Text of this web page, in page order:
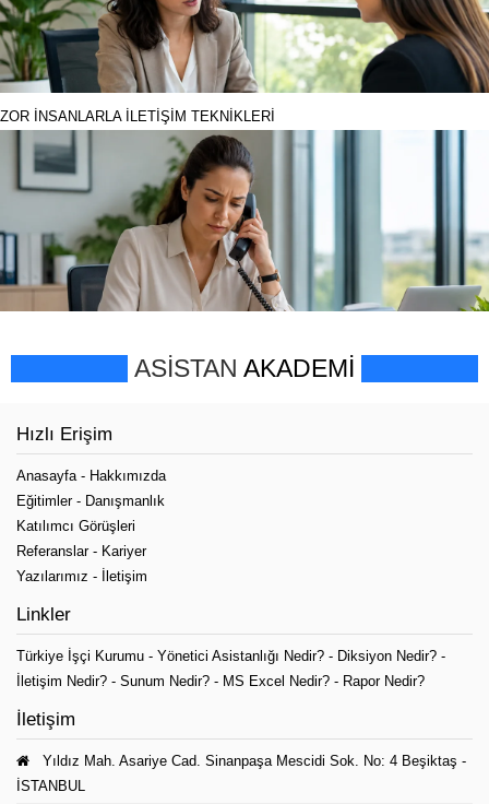
ZOR İNSANLARLA İLETİŞİM TEKNİKLERİ
ASİSTAN AKADEMİ
Hızlı Erişim
Anasayfa- Hakkımızda
Eğitimler- Danışmanlık
Katılımcı Görüşleri
Referanslar- Kariyer
Yazılarımız - İletişim
Linkler
Türkiye İşçi Kurumu - Yönetici Asistanlığı Nedir? - Diksiyon Nedir? -
İletişim Nedir? - Sunum Nedir? - MS Excel Nedir? - Rapor Nedir?
İletişim
Yıldız Mah. Asariye Cad. Sinanpaşa Mescidi Sok. No: 4 Beşiktaş -
İSTANBUL